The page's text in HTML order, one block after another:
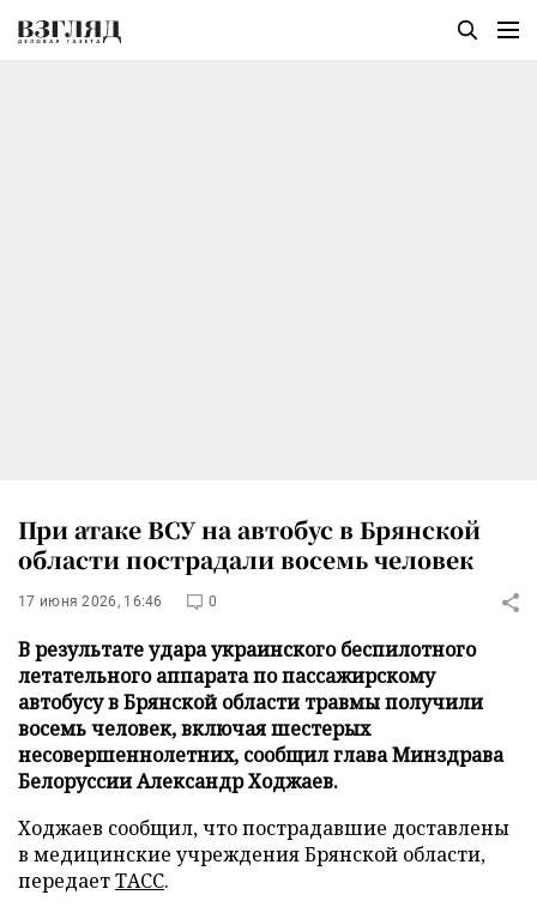
При атаке ВСУ на автобус в Брянской
области пострадали восемь человек
17 июня 2026, 16:46 0
В результате удара украинского беспилотного
летательного аппарата по пассажирскому
автобусу в Брянской области травмы получили
восемь человек, включая шестерых
несовершеннолетних, сообщил глава Минздрава
Белоруссии Александр Ходжаев.
Ходжаев сообщил, что пострадавшие доставлены
в медицинские учреждения Брянской области,
передаетТАСС.